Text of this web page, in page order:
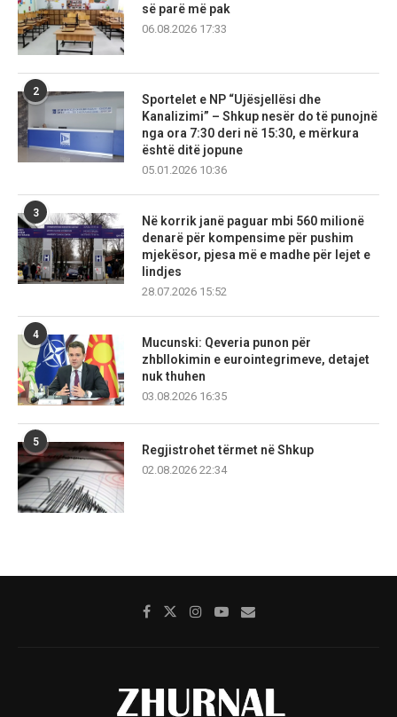
së parë më pak
06.08.2026 17:33
2
Sportelet e NP “Ujësjellësi dhe
Kanalizimi” – Shkup nesër do të punojnë
nga ora 7:30 deri në 15:30, e mërkura
është ditë jopune
05.01.2026 10:36
3
Në korrik janë paguar mbi 560 milionë
denarë për kompensime për pushim
mjekësor, pjesa më e madhe për lejet e
lindjes
28.07.2026 15:52
4
Mucunski: Qeveria punon për
zhbllokimin e eurointegrimeve, detajet
nuk thuhen
03.08.2026 16:35
5
Regjistrohet tërmet në Shkup
02.08.2026 22:34